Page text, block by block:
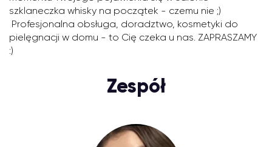
szklaneczka whisky na początek - czemu nie ;)
Profesjonalna obsługa, doradztwo, kosmetyki do
pielęgnacji w domu - to Cię czeka u nas. ZAPRASZAMY
:)
Zespół